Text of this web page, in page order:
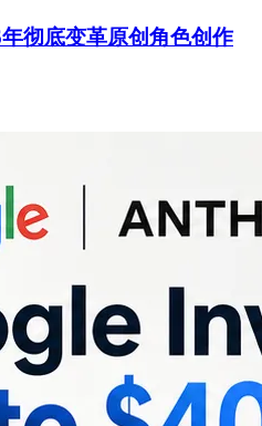
彻底变革原创角色创作